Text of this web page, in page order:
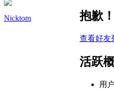
Nicktom 抱歉
查看好友
活跃
用